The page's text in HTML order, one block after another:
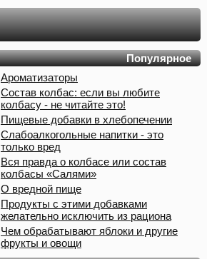
Популярное
Ароматизаторы
Состав колбас: если вы любите
колбасу - не читайте это!
Пищевые добавки в хлебопечении
Слабоалкогольные напитки - это
только вред
Вся правда о колбасе или состав
колбасы «Салями»
О вредной пище
Продукты с этими добавками
желательно исключить из рациона
Чем обрабатывают яблоки и другие
фрукты и овощи